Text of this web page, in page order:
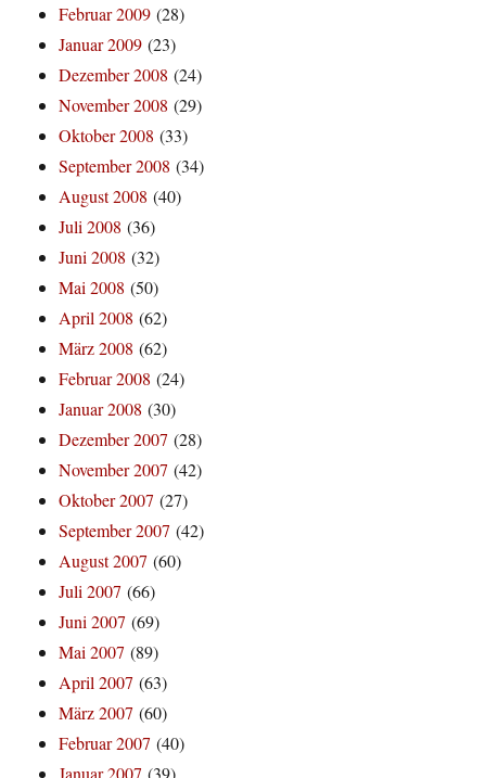
Februar 2009 (28)
Januar 2009 (23)
Dezember 2008 (24)
November 2008 (29)
Oktober 2008 (33)
September 2008 (34)
August 2008 (40)
Juli 2008 (36)
Juni 2008 (32)
Mai 2008 (50)
April 2008 (62)
März 2008 (62)
Februar 2008 (24)
Januar 2008 (30)
Dezember 2007 (28)
November 2007 (42)
Oktober 2007 (27)
September 2007 (42)
August 2007 (60)
Juli 2007 (66)
Juni 2007 (69)
Mai 2007 (89)
April 2007 (63)
März 2007 (60)
Februar 2007 (40)
Januar 2007 (39)